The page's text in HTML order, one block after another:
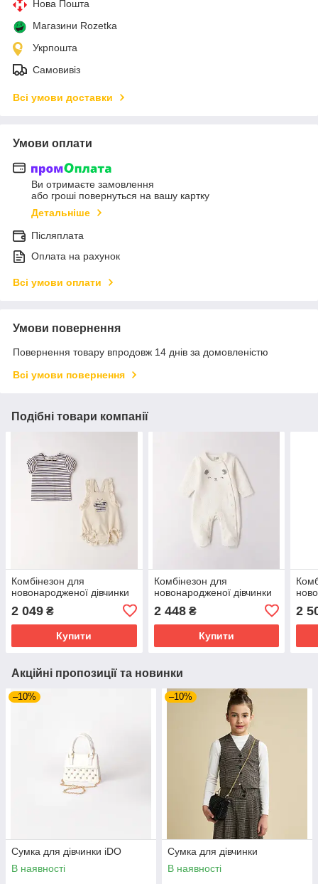
Нова Пошта
Магазини Rozetka
Укрпошта
Самовивіз
Всі умови доставки
Умови оплати
Ви отримаєте замовлення
або гроші повернуться на вашу картку
Детальніше
Післяплата
Оплата на рахунок
Всі умови оплати
Умови повернення
Повернення товару впродовж 14 днів за домовленістю
Всі умови повернення
Подібні товари компанії
Комбінезон для
новонародженої дівчинки
2 049 ₴
Купити
Комбінезон для
новонародженої дівчинки
2 448₴
Купити
2
Акційні пропозиції та новинки
–10%
Сумка для дівчинки iDO
В наявності
–10%
Сумка для дівчинки
В наявності